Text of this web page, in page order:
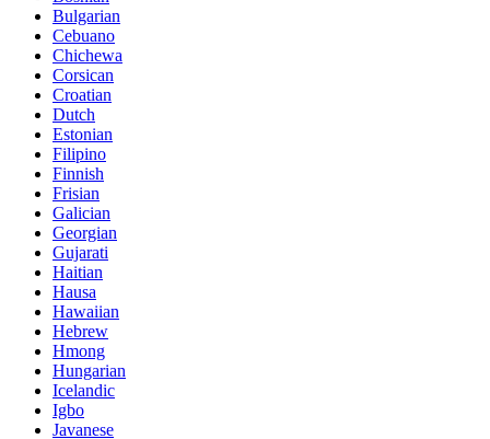
Bulgarian
Cebuano
Chichewa
Corsican
Croatian
Dutch
Estonian
Filipino
Finnish
Frisian
Galician
Georgian
Gujarati
Haitian
Hausa
Hawaiian
Hebrew
Hmong
Hungarian
Icelandic
Igbo
Javanese